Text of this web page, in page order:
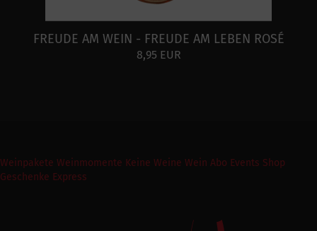
FREUDE AM WEIN - FREUDE AM LEBEN ROSÉ
8,95 EUR
Weinpakete Weinmomente Keine Weine Wein Abo Events Shop
Geschenke Express